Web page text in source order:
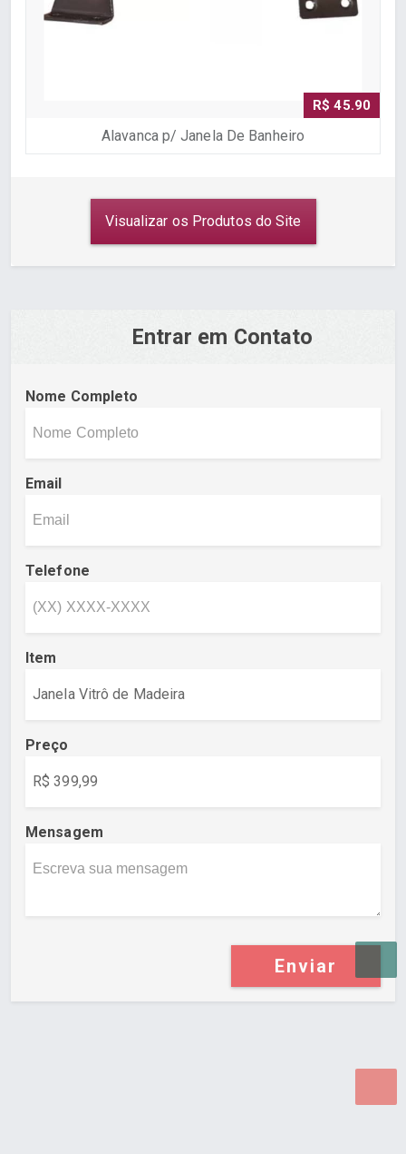
R$ 45.90
Alavanca p/ Janela De Banheiro
Visualizar os Produtos do Site
Entrar em Contato
Nome Completo
Email
Telefone
Item
Preço
Mensagem
Enviar